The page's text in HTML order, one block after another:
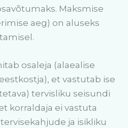
Maksmise
aeg) on aluseks
osaleja (alaealise
et vastutab ise
tervisliku seisundi
korraldaja ei vastuta
ja isikliku